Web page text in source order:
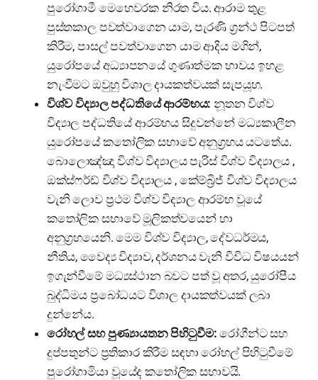
පුරෝගාමී මෙහෙවරක නිරත විය. ආරාම තුළ
පුස්තකාල පවත්වාගෙන යාම, පැරණි ග්‍රන්ථ පිටපත්
කිරීම, පාසල් පවත්වාගෙන යාම ආදිය මගින්,
යුරෝපයේ අධ්‍යාපනයේ ගුණාත්මක භාවය ඉහළ
නැංවීමට ඔවුහු විශාල දායකත්වයක් සැපයූහ.
විශ්ව විද්‍යාල පද්ධතියේ ආරම්භය: නූතන විශ්ව
විද්‍යාල පද්ධතියේ ආරම්භය සිදුවන්නේ මධ්‍යකාලීන
යුරෝපයේ කතෝලික සභාවේ අනුග්‍රහය යටතේය.
බොලොඤ්ඤා විශ්ව විද්‍යාලය පැරිස් විශ්ව විද්‍යාලය ,
ඔක්ස්ෆර්ඩ් විශ්ව විද්‍යාලය , කේම්බ්‍රිජ් විශ්ව විද්‍යාලය
වැනි ලොව ප්‍රථම විශ්ව විද්‍යාල ආරම්භ වූයේ
කතෝලික සභාවේ මූලිකත්වයෙන් හා
අනුග්‍රහයෙනි. මෙම විශ්ව විද්‍යාල, දේවධර්මය,
නීතිය, වෛද්‍ය විද්‍යාව, දර්ශනය වැනි විවිධ විෂයයන්
ඉගැන්වීමේ මධ්‍යස්ථාන බවට පත් වූ අතර, යුරෝපීය
බුද්ධිමය ප්‍රබෝධයට විශාල දායකත්වයක් ලබා
දුන්නේය.
රෝහල් සහ පුණ්‍යායතන පිහිටුවීම: රෝගීන්ට සහ
දුප්පතුන්ට ප්‍රතිකාර කිරීම සඳහා රෝහල් පිහිටුවීමේ
පුරෝගාමියා වූයේද කතෝලික සභාවයි.